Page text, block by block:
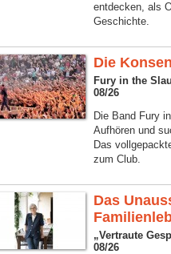
entdecken, als
Geschichte.
Die
Fury in the
08/26
Die Band Fury
Aufhören und
Das
zum Club.
Das
„Vertraute
08/26